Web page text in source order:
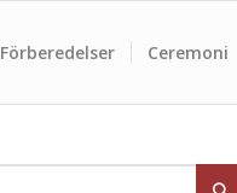
Förberedelser Ceremoni